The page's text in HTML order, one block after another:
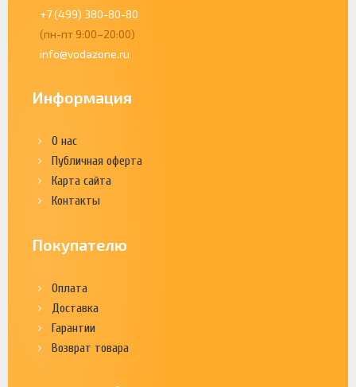
+7 (499) 380-80-80
(пн-пт 9:00–20:00)
info@vodazone.ru
Информация
О нас
Публичная оферта
Карта сайта
Контакты
Покупателю
Оплата
Доставка
Гарантии
Возврат товара